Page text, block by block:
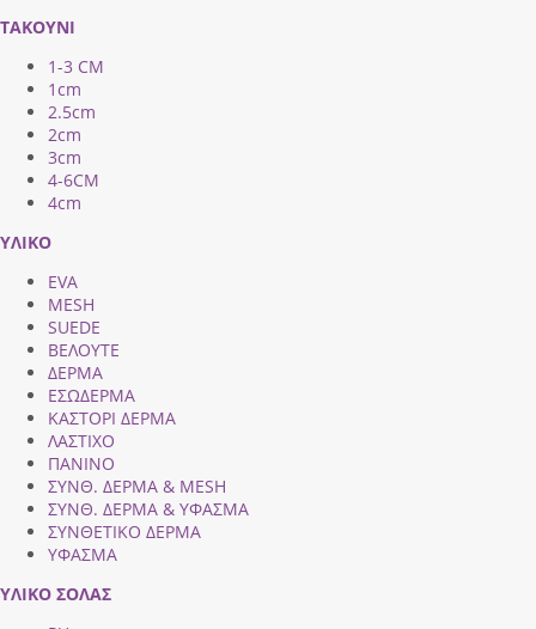
ΤΑΚΟΥΝΙ
1-3 CM
1cm
2.5cm
2cm
3cm
4-6CM
4cm
ΥΛΙΚΟ
EVA
MESH
SUEDE
ΒΕΛΟΥΤΕ
ΔΕΡΜΑ
ΕΣΩΔΕΡΜΑ
ΚΑΣΤΟΡΙ ΔΕΡΜΑ
ΛΑΣΤΙΧΟ
ΠΑΝΙΝΟ
ΣΥΝΘ. ΔΕΡΜΑ & MESH
ΣΥΝΘ. ΔΕΡΜΑ & ΥΦΑΣΜΑ
ΣΥΝΘΕΤΙΚΟ ΔΕΡΜΑ
ΥΦΑΣΜΑ
ΥΛΙΚΟ ΣΟΛΑΣ